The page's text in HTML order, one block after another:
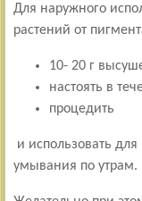
Для наружного
растений от
10- 20 г
настоять в
процедить
и использовать
умывания по утрам.